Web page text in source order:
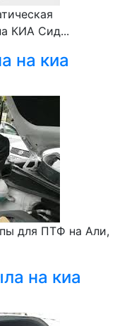
КИА Сид...
на киа
для ПТФ на Али,
на киа